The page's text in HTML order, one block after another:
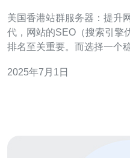
美国香港站群服务器：提升网站SEO效
代，网站的SEO（搜索引擎
排名至关重要。而选择一个
服务器如何帮助提升网站的SEO效果。 美
2025年7月1日